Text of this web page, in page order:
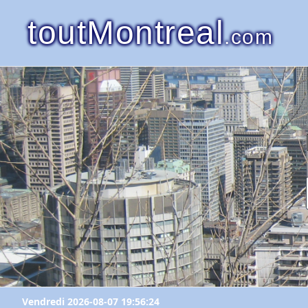
toutMontreal.com
Vendredi 2026-08-07 19:56:24